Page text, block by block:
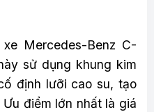
Mercedes-Benz C-
sử dụng khung kim
định lưỡi cao su, tạo
điểm lớn nhất là giá